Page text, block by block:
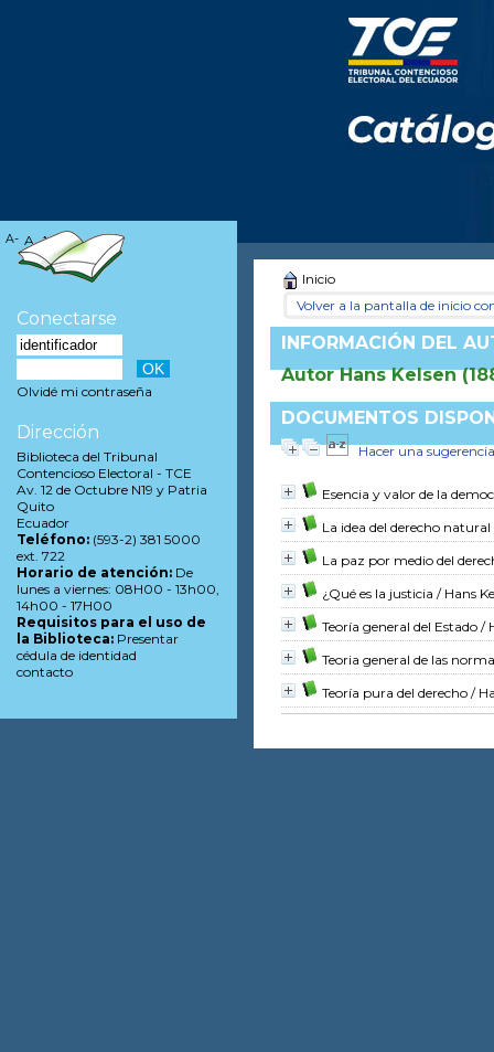
Inicio
Volver a la pantalla de inicio
INFORMACIÓN DEL
Autor Hans Kelsen
DOCUMENTOS
Hacer una sugerencia
Esencia y valor de la
La idea del derecho
La paz por medio del
¿Qué es la justicia / Hans
Teoría general del Estado /
Teoria general de las
Teoría pura del derecho /
A- A A+
Conectarse
Olvidé mi contraseña
Dirección
Biblioteca del Tribunal
Contencioso Electoral - TCE
Av. 12 de Octubre N19 y Patria
Quito
Ecuador
Teléfono: (593-2) 381 5000
ext. 722
Horario de atención: De
lunes a viernes: 08H00 - 13h00,
14h00 - 17H00
Requisitos para el uso de
la Biblioteca: Presentar
cédula de identidad
contacto